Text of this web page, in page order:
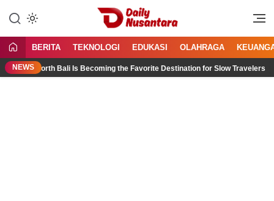
konten
Daily Nusantara
Menyajikan Fakta, Menginspirasi
BERITA TEKNOLOGI EDUKASI OLAHRAGA
NEWS
North Bali Is Becoming the Favorite Destination for Slow Travelers